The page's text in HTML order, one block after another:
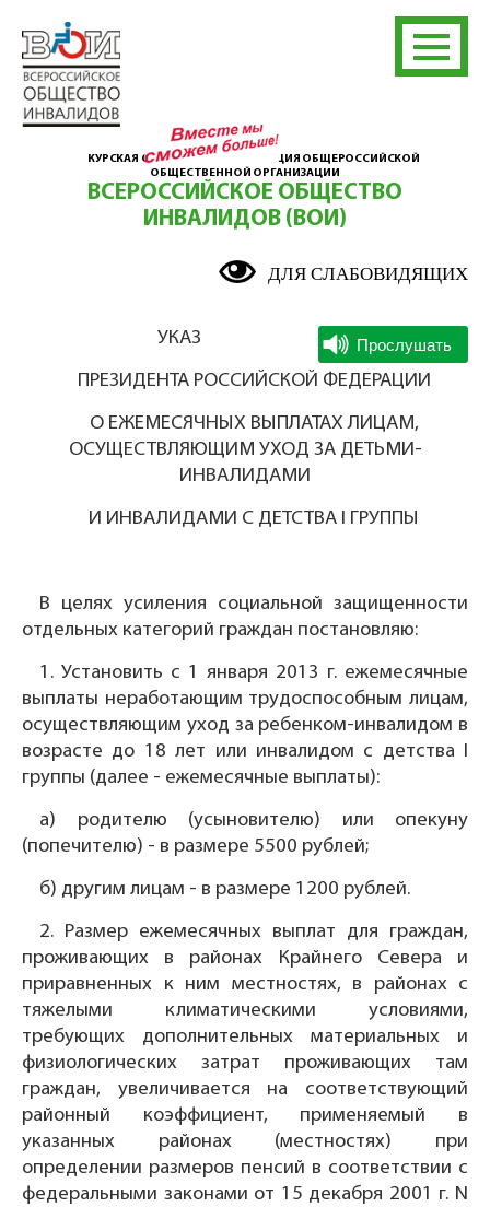
КУРСКАЯ ОБЛАСТНАЯ ОРГАНИЗАЦИЯ ОБЩЕРОССИЙСКОЙ
ОБЩЕСТВЕННОЙ ОРГАНИЗАЦИИ
ВСЕРОССИЙСКОЕ ОБЩЕСТВО
ИНВАЛИДОВ (ВОИ)
ДЛЯ СЛАБОВИДЯЩИХ
УКАЗ
ПРЕЗИДЕНТА РОССИЙСКОЙ ФЕДЕРАЦИИ
О ЕЖЕМЕСЯЧНЫХ ВЫПЛАТАХ ЛИЦАМ,
ОСУЩЕСТВЛЯЮЩИМ УХОД ЗА ДЕТЬМИ-
ИНВАЛИДАМИ
И ИНВАЛИДАМИ С ДЕТСТВА I ГРУППЫ
В целях усиления социальной защищенности
отдельных категорий граждан постановляю:
1. Установить с 1 января 2013 г. ежемесячные
выплаты неработающим трудоспособным лицам,
осуществляющим уход за ребенком-инвалидом в
возрасте до 18 лет или инвалидом с детства I
группы (далее - ежемесячные выплаты):
а) родителю (усыновителю) или опекуну
(попечителю) - в размере 5500 рублей;
б) другим лицам - в размере 1200 рублей.
2. Размер ежемесячных выплат для граждан,
проживающих в районах Крайнего Севера и
приравненных к ним местностях, в районах с
тяжелыми климатическими условиями,
требующих дополнительных материальных и
физиологических затрат проживающих там
граждан, увеличивается на соответствующий
районный коэффициент, применяемый в
указанных районах (местностях) при
определении размеров пенсий в соответствии с
федеральными законами от 15 декабря 2001 г. N